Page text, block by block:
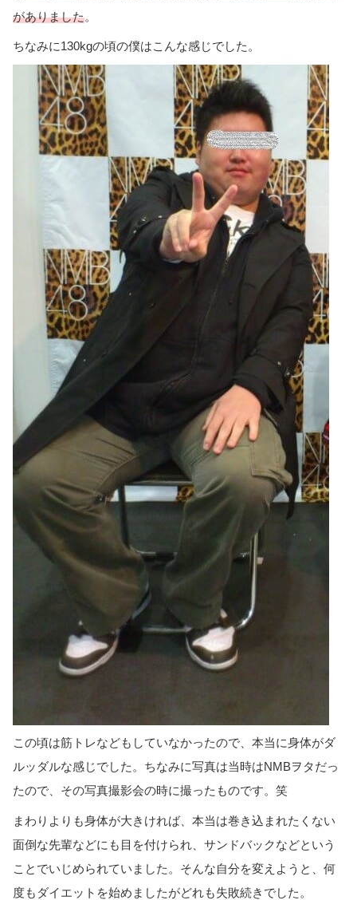
がありました。
ちなみに130kgの頃の僕はこんな感じでした。
この頃は筋トレなどもしていなかったので、本当に身体がダ
ルッダルな感じでした。ちなみに写真は当時はNMBヲタだっ
たので、その写真撮影会の時に撮ったものです。笑
まわりよりも身体が大きければ、本当は巻き込まれたくない
面倒な先輩などにも目を付けられ、サンドバックなどという
ことでいじめられていました。そんな自分を変えようと、何
度もダイエットを始めましたがどれも失敗続きでした。